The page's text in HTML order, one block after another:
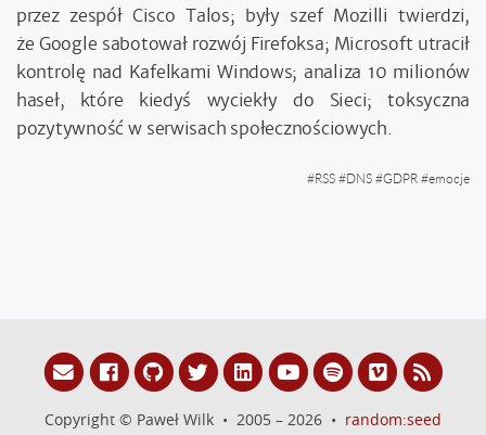
przez zespół Cisco Talos; były szef Mozilli twierdzi,
że Google sabotował rozwój Firefoksa; Microsoft utracił
kontrolę nad Kafelkami Windows; analiza 10 milionów
haseł, które kiedyś wyciekły do Sieci; toksyczna
pozytywność w serwisach społecznościowych.
#RSS#DNS#GDPR#emocje
Copyright © Paweł Wilk • 2005 – 2026 • random:seed